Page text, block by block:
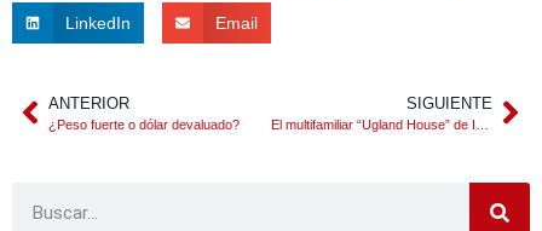
LinkedIn Email
ANTERIOR
¿Peso fuerte o dólar devaluado?
SIGUIENTE